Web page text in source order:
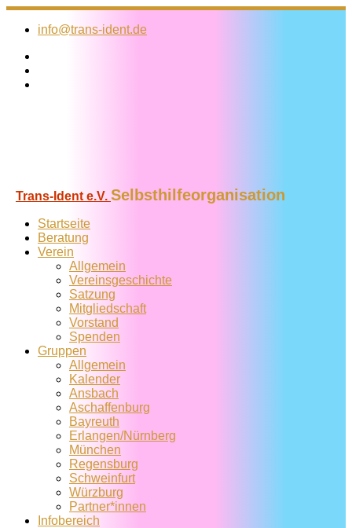
Zum
Inhalt
info@trans-ident.de
Trans-Ident e.V. Selbsthilfeorganisation
Startseite
Beratung
Verein
Allgemein
Vereins­geschichte
Satzung
Mitglied­schaft
Vorstand
Spenden
Gruppen
Allgemein
Kalender
Ansbach
Aschaffenburg
Bayreuth
Erlangen/Nürnberg
München
Regensburg
Schweinfurt
Würzburg
Partner*innen
Infobereich